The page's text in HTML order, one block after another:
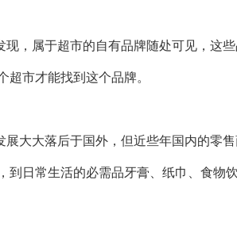
，属于超市的自有品牌随处可见，这
超市才能找到这个品牌。
大大落后于国外，但近些年国内的零
到日常生活的必需品牙膏、纸巾、食物